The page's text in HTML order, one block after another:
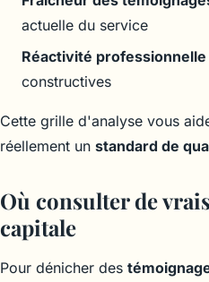
actuelle du service
Réactivité professionnelle
constructives
Cette grille d'analyse vous
réellement un standard de
Où consulter de
capitale
Pour dénicher des